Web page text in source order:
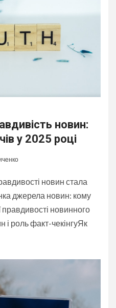
новин:
у 2025 році
новин стала
джерела новин: кому
новинного
і роль факт-чекінгуЯк